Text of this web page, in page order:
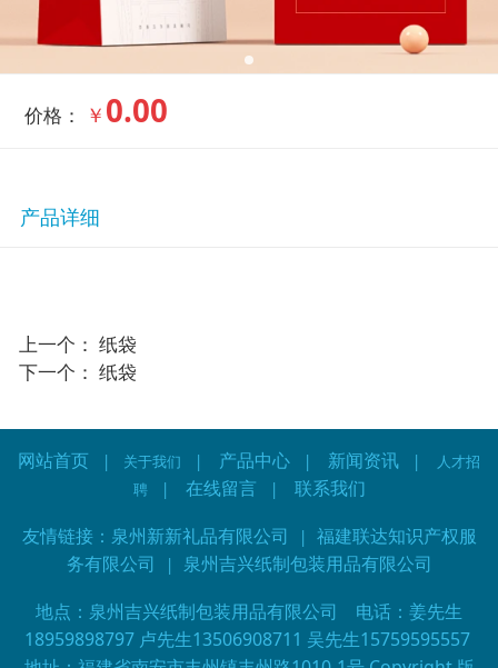
价格： ￥ 0.00
产品详细
上一个： 纸袋
下一个： 纸袋
网站首页 | 关于我们 | 产品中心 | 新闻资讯
| 人才招
聘 | 在线留言 | 联系我们
友情链接： 泉州新新礼品有限公司 | 福建联达知识产权服
务有限公司
| 泉州吉兴纸制包装用品有限公司
地点：泉州吉兴纸制包装用品有限公司 电话：姜先生
18959898797 卢先生13506908711 吴先生15759595557